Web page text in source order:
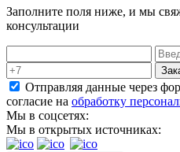
Заполните поля ниже, и мы
консультации
Отправляя данные через
согласие на обработку
Мы в соцсетях:
Мы в открытых источниках: